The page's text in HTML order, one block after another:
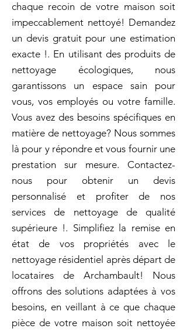
chaque recoin de votre maison soit
impeccablement nettoyé! Demandez
un devis gratuit pour une estimation
exacte !. En utilisant des produits de
nettoyage écologiques, nous
garantissons un espace sain pour
vous, vos employés ou votre famille.
Vous avez des besoins spécifiques en
matière de nettoyage? Nous sommes
là pour y répondre et vous fournir une
prestation sur mesure. Contactez-
nous pour obtenir un devis
personnalisé et profiter de nos
services de nettoyage de qualité
supérieure !. Simplifiez la remise en
état de vos propriétés avec le
nettoyage résidentiel après départ de
locataires de Archambault! Nous
offrons des solutions adaptées à vos
besoins, en veillant à ce que chaque
pièce de votre maison soit nettoyée